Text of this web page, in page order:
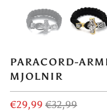
PARACORD-
MJOLNIR
€29,99 €32,99